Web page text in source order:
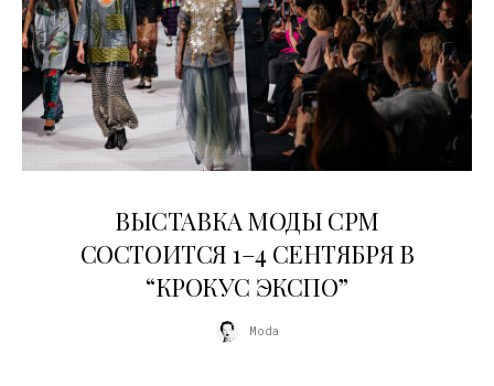
ВЫСТАВКА МОДЫ CPM
СОСТОИТСЯ 1–4 СЕНТЯБРЯ В
“КРОКУС ЭКСПО”
Moda